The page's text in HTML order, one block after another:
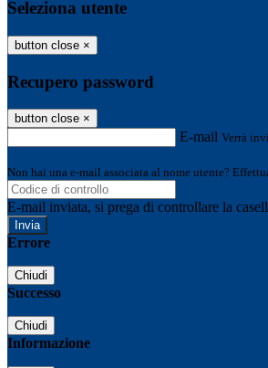
Seleziona utente
button close ×
Recupero password
button close ×
E-mail Verrà
Non hai una e-mail associata al nome utente?
E-mail inviata, si prega di controllare la
Errore
Chiudi
Successo
Chiudi
Informazione